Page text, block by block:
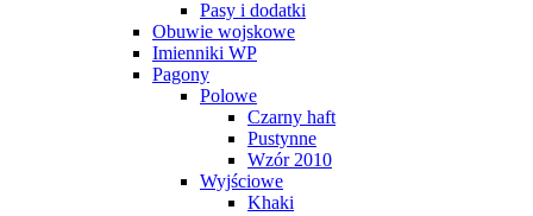
Pasy i dodatki
Obuwie wojskowe
Imienniki WP
Pagony
Polowe
Czarny haft
Pustynne
Wzór 2010
Wyjściowe
Khaki